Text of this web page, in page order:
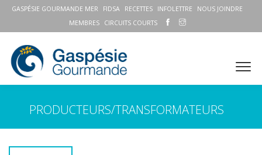
GASPÉSIE GOURMANDE MER FIDSA RECETTES INFOLETTRE
NOUS JOINDRE
MEMBRES
CIRCUITS COURTS
PRODUCTEURS/TRANSFORMATEURS